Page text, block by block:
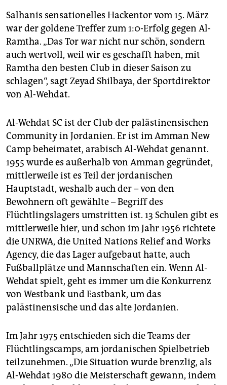
Salhanis sensationelles Hackentor vom 15. März
war der goldene Treffer zum 1:0-Erfolg gegen Al-
Ramtha. „Das Tor war nicht nur schön, sondern
auch wertvoll, weil wir es geschafft haben, mit
Ramtha den besten Club in dieser Saison zu
schlagen“, sagt Zeyad Shilbaya, der Sportdirektor
von Al-Wehdat.
Al-Wehdat SC ist der Club der palästinensischen
Community in Jordanien. Er ist im Amman New
Camp beheimatet, arabisch Al-Wehdat genannt.
1955 wurde es außerhalb von Amman gegründet,
mittlerweile ist es Teil der jordanischen
Hauptstadt, weshalb auch der – von den
Bewohnern oft gewählte – Begriff des
Flüchtlingslagers umstritten ist. 13 Schulen gibt es
mittlerweile hier, und schon im Jahr 1956 richtete
die UNRWA, die United Nations Relief and Works
Agency, die das Lager aufgebaut hatte, auch
Fußballplätze und Mannschaften ein. Wenn Al-
Wehdat spielt, geht es immer um die Konkurrenz
von Westbank und Eastbank, um das
palästinensische und das alte Jordanien.
Im Jahr 1975 entschieden sich die Teams der
Flüchtlingscamps, am jordanischen Spielbetrieb
teilzunehmen. „Die Situation wurde brenzlig, als
Al-Wehdat 1980 die Meisterschaft gewann, indem